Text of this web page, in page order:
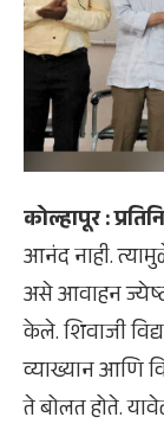
कोल्हापूर :
आनंद नाही.
असे आवाहन
केले. शिवाजी
व्याख्यान आणि
ते बोलत होते.